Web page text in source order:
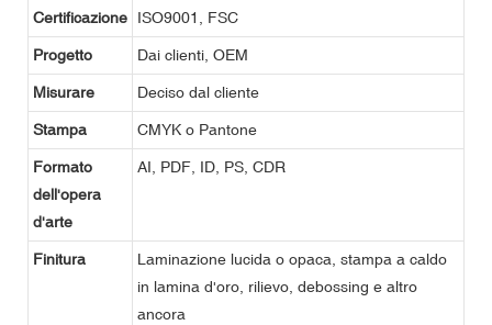
Certificazione ISO9001, FSC
Progetto Dai clienti, OEM
Misurare Deciso dal cliente
Stampa CMYK o Pantone
Formato
dell'opera
d'arte
AI, PDF, ID, PS, CDR
Finitura
Laminazione lucida o opaca, stampa a caldo
in lamina d'oro, rilievo, debossing e altro
ancora